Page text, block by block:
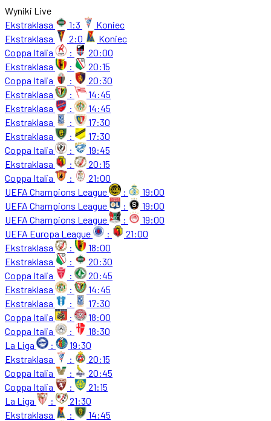
Wyniki Live
Ekstraklasa
1:3
Koniec
Ekstraklasa
2:0
Koniec
Coppa Italia
:
20:00
Ekstraklasa
:
20:15
Coppa Italia
:
20:30
Ekstraklasa
:
14:45
Ekstraklasa
:
14:45
Ekstraklasa
:
17:30
Ekstraklasa
:
17:30
Coppa Italia
:
19:45
Ekstraklasa
:
20:15
Coppa Italia
:
21:00
UEFA Champions League
:
19:00
UEFA Champions League
:
19:00
UEFA Champions League
:
19:00
UEFA Europa League
:
21:00
Ekstraklasa
:
18:00
Ekstraklasa
:
20:30
Coppa Italia
:
20:45
Ekstraklasa
:
14:45
Ekstraklasa
:
17:30
Coppa Italia
:
18:00
Coppa Italia
:
18:30
La Liga
:
19:30
Ekstraklasa
:
20:15
Coppa Italia
:
20:45
Coppa Italia
:
21:15
La Liga
:
21:30
Ekstraklasa
:
14:45